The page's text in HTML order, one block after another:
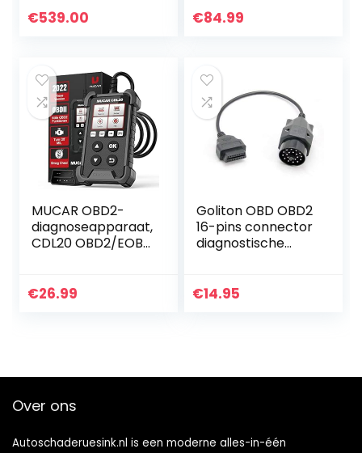
MX808S MK808S
€539.00
and Advanced
€84.99
MUCAR OBD2-
diagnoseapparaat,
CDL20 OBD2/EOBD
foutcode-lezer
€26.99
Goliton OBD OBD2
16-pins connector
diagnostische
BMW 20 Pin
€14.95
Over ons
Autoschaderuesink.nl is een moderne alles-in-één